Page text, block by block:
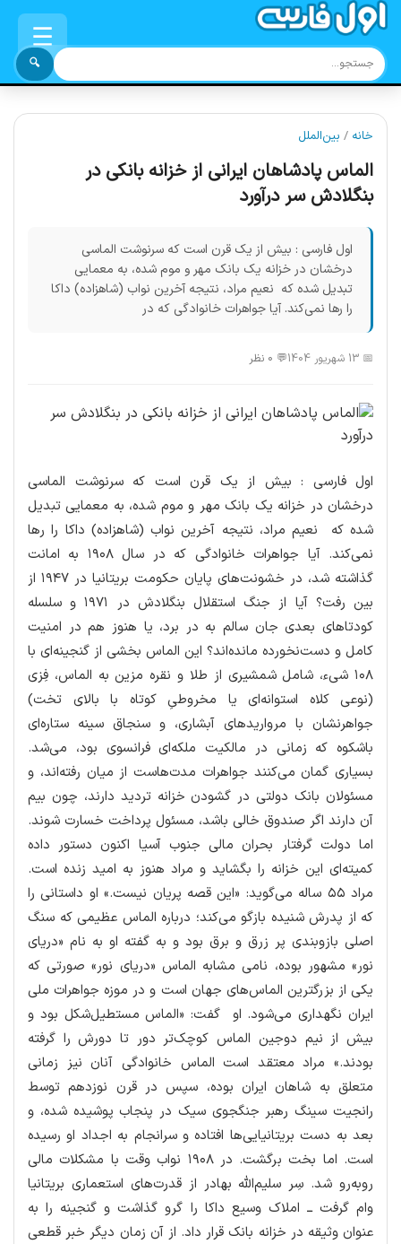
☰
🔍
خانه / بین‌الملل
الماس پادشاهان ایرانی از خزانه‌ بانکی در
بنگلادش سر درآورد
اول فارسی : بیش از یک قرن است که سرنوشت الماسی
درخشان در خزانه یک بانک مهر و موم شده، به معمایی
تبدیل شده که نعیم مراد، نتیجه آخرین نواب (شاهزاده) داکا
را رها نمی‌کند. آیا جواهرات خانوادگی که در
📅 13 شهریور 1404 💬 0 نظر
اول فارسی : بیش از یک قرن است که سرنوشت الماسی
درخشان در خزانه یک بانک مهر و موم شده، به معمایی تبدیل
شده که نعیم مراد، نتیجه آخرین نواب (شاهزاده) داکا را رها
نمی‌کند. آیا جواهرات خانوادگی که در سال ۱۹۰۸ به امانت
گذاشته شد، در خشونت‌های پایان حکومت بریتانیا در ۱۹۴۷ از
بین رفت؟ آیا از جنگ استقلال بنگلادش در ۱۹۷۱ و سلسله
کودتاهای بعدی جان سالم به در برد، یا هنوز هم در امنیت
کامل و دست‌نخورده مانده‌اند؟ این الماس بخشی از گنجینه‌ای با
۱۰۸ شیء، شامل شمشیری از طلا و نقره مزین به الماس، فِزی
(نوعی کلاه استوانه‌ای یا مخروطیِ کوتاه با بالای تخت)
جواهرنشان با مرواریدهای آبشاری، و سنجاق سینه ستاره‌ای
باشکوه که زمانی در مالکیت ملکه‌ای فرانسوی بود، می‌شد.
بسیاری گمان می‌کنند جواهرات مدت‌هاست از میان رفته‌اند، و
مسئولان بانک دولتی در گشودن خزانه تردید دارند، چون بیم
آن دارند اگر صندوق خالی باشد، مسئول پرداخت خسارت شوند.
اما دولت گرفتار بحران مالی جنوب آسیا اکنون دستور داده
کمیته‌ای این خزانه را بگشاید و مراد هنوز به امید زنده است.
مراد ۵۵ ساله می‌گوید: «این قصه پریان نیست.» او داستانی را
که از پدرش شنیده بازگو می‌کند؛ درباره الماس عظیمی که سنگ
اصلی بازوبندی پر زرق و برق بود و به گفته او به نام «دریای
نور» مشهور بوده، نامی مشابه الماس «دریای نور» صورتی که
یکی از بزرگترین الماس‌های جهان است و در موزه جواهرات ملی
ایران نگهداری می‌شود. او گفت: «الماس مستطیل‌شکل بود و
بیش از نیم دوجین الماس کوچک‌تر دور تا دورش را گرفته
بودند.» مراد معتقد است الماس خانوادگی آنان نیز زمانی
متعلق به شاهان ایران بوده، سپس در قرن نوزدهم توسط
رانجیت سینگ رهبر جنگجوی سیک در پنجاب پوشیده شده، و
بعد به دست بریتانیایی‌ها افتاده و سرانجام به اجداد او رسیده
است. اما بخت برگشت. در ۱۹۰۸ نواب وقت با مشکلات مالی
روبه‌رو شد. سِر سلیم‌الله بهادر از قدرت‌های استعماری بریتانیا
وام گرفت ــ املاک وسیع داکا را گرو گذاشت و گنجینه را به
عنوان وثیقه در خزانه بانک قرار داد. از آن زمان دیگر خبر قطعی